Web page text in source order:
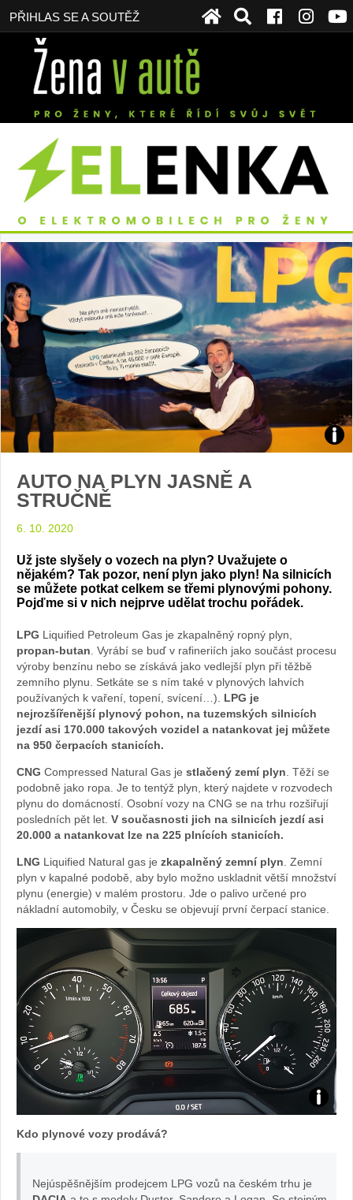
PŘIHLAS SE A SOUTĚŽ
Foto:
AUTO NA PLYN JASNĚ A
STRUČNĚ
6. 10. 2020
Už jste slyšely o vozech na plyn? Uvažujete o
nějakém? Tak pozor, není plyn jako plyn! Na silnicích
se můžete potkat celkem se třemi plynovými pohony.
Pojďme si v nich nejprve udělat trochu pořádek.
LPG Liquified Petroleum Gas je zkapalněný ropný plyn,
propan-butan . Vyrábí se buď v rafineriích jako součást procesu
výroby benzínu nebo se získává jako vedlejší plyn při těžbě
zemního plynu. Setkáte se s ním také v plynových lahvích
používaných k vaření, topení, svícení…). LPG je
nejrozšířenější plynový pohon, na tuzemských silnicích
jezdí asi 170.000 takových vozidel a natankovat jej můžete
na 950 čerpacích stanicích.
CNG Compressed Natural Gas je stlačený zemí plyn . Těží se
podobně jako ropa. Je to tentýž plyn, který najdete v rozvodech
plynu do domácností. Osobní vozy na CNG se na trhu rozšiřují
posledních pět let. V současnosti jich na silnicích jezdí asi
20.000 a natankovat lze na 225 plnících stanicích.
LNG Liquified Natural gas je zkapalněný zemní plyn . Zemní
plyn v kapalné podobě, aby bylo možno uskladnit větší množství
plynu (energie) v malém prostoru. Jde o palivo určené pro
nákladní automobily, v Česku se objevují první čerpací stanice.
Foto:
Kdo plynové vozy prodává?
Nejúspěšnějším prodejcem LPG vozů na českém trhu je